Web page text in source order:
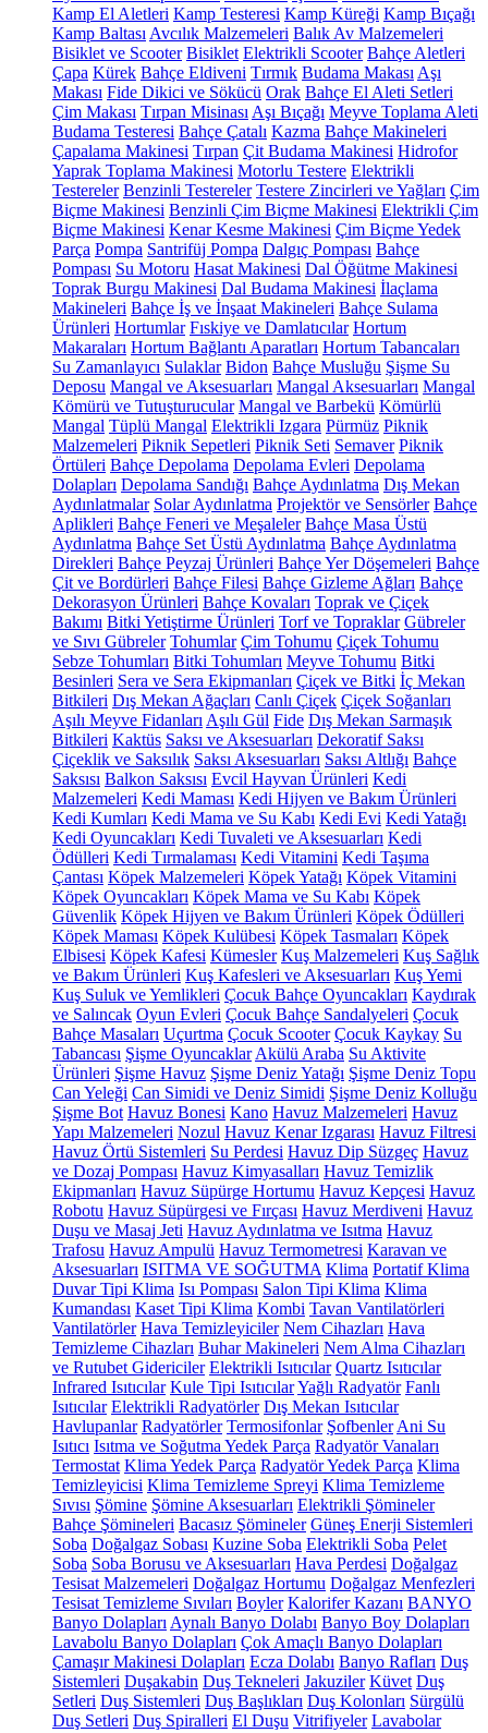
Kamp El Aletleri Kamp Testeresi Kamp Küreği Kamp Bıçağı
Kamp Baltası Avcılık Malzemeleri Balık Av Malzemeleri
Bisiklet ve Scooter Bisiklet Elektrikli Scooter Bahçe Aletleri
Çapa Kürek Bahçe Eldiveni Tırmık Budama Makası Aşı
Makası Fide Dikici ve Sökücü Orak Bahçe El Aleti Setleri
Çim Makası Tırpan Misinası Aşı Bıçağı Meyve Toplama Aleti
Budama Testeresi Bahçe Çatalı Kazma Bahçe Makineleri
Çapalama Makinesi Tırpan Çit Budama Makinesi Hidrofor
Yaprak Toplama Makinesi Motorlu Testere Elektrikli
Testereler Benzinli Testereler Testere Zincirleri ve Yağları Çim
Biçme Makinesi Benzinli Çim Biçme Makinesi Elektrikli Çim
Biçme Makinesi Kenar Kesme Makinesi Çim Biçme Yedek
Parça Pompa Santrifüj Pompa Dalgıç Pompası Bahçe
Pompası Su Motoru Hasat Makinesi Dal Öğütme Makinesi
Toprak Burgu Makinesi Dal Budama Makinesi İlaçlama
Makineleri Bahçe İş ve İnşaat Makineleri Bahçe Sulama
Ürünleri Hortumlar Fıskiye ve Damlatıcılar Hortum
Makaraları Hortum Bağlantı Aparatları Hortum Tabancaları
Su Zamanlayıcı Sulaklar Bidon Bahçe Musluğu Şişme Su
Deposu Mangal ve Aksesuarları Mangal Aksesuarları Mangal
Kömürü ve Tutuşturucular Mangal ve Barbekü Kömürlü
Mangal Tüplü Mangal Elektrikli Izgara Pürmüz Piknik
Malzemeleri Piknik Sepetleri Piknik Seti Semaver Piknik
Örtüleri Bahçe Depolama Depolama Evleri Depolama
Dolapları Depolama Sandığı Bahçe Aydınlatma Dış Mekan
Aydınlatmalar Solar Aydınlatma Projektör ve Sensörler Bahçe
Aplikleri Bahçe Feneri ve Meşaleler Bahçe Masa Üstü
Aydınlatma Bahçe Set Üstü Aydınlatma Bahçe Aydınlatma
Direkleri Bahçe Peyzaj Ürünleri Bahçe Yer Döşemeleri Bahçe
Çit ve Bordürleri Bahçe Filesi Bahçe Gizleme Ağları Bahçe
Dekorasyon Ürünleri Bahçe Kovaları Toprak ve Çiçek
Bakımı Bitki Yetiştirme Ürünleri Torf ve Topraklar Gübreler
ve Sıvı Gübreler Tohumlar Çim Tohumu Çiçek Tohumu
Sebze Tohumları Bitki Tohumları Meyve Tohumu Bitki
Besinleri Sera ve Sera Ekipmanları Çiçek ve Bitki İç Mekan
Bitkileri Dış Mekan Ağaçları Canlı Çiçek Çiçek Soğanları
Aşılı Meyve Fidanları Aşılı Gül Fide Dış Mekan Sarmaşık
Bitkileri Kaktüs Saksı ve Aksesuarları Dekoratif Saksı
Çiçeklik ve Saksılık Saksı Aksesuarları Saksı Altlığı Bahçe
Saksısı Balkon Saksısı Evcil Hayvan Ürünleri Kedi
Malzemeleri Kedi Maması Kedi Hijyen ve Bakım Ürünleri
Kedi Kumları Kedi Mama ve Su Kabı Kedi Evi Kedi Yatağı
Kedi Oyuncakları Kedi Tuvaleti ve Aksesuarları Kedi
Ödülleri Kedi Tırmalaması Kedi Vitamini Kedi Taşıma
Çantası Köpek Malzemeleri Köpek Yatağı Köpek Vitamini
Köpek Oyuncakları Köpek Mama ve Su Kabı Köpek
Güvenlik Köpek Hijyen ve Bakım Ürünleri Köpek Ödülleri
Köpek Maması Köpek Kulübesi Köpek Tasmaları Köpek
Elbisesi Köpek Kafesi Kümesler Kuş Malzemeleri Kuş Sağlık
ve Bakım Ürünleri Kuş Kafesleri ve Aksesuarları Kuş Yemi
Kuş Suluk ve Yemlikleri Çocuk Bahçe Oyuncakları Kaydırak
ve Salıncak Oyun Evleri Çocuk Bahçe Sandalyeleri Çocuk
Bahçe Masaları Uçurtma Çocuk Scooter Çocuk Kaykay Su
Tabancası Şişme Oyuncaklar Akülü Araba Su Aktivite
Ürünleri Şişme Havuz Şişme Deniz Yatağı Şişme Deniz Topu
Can Yeleği Can Simidi ve Deniz Simidi Şişme Deniz Kolluğu
Şişme Bot Havuz Bonesi Kano Havuz Malzemeleri Havuz
Yapı Malzemeleri Nozul Havuz Kenar Izgarası Havuz Filtresi
Havuz Örtü Sistemleri Su Perdesi Havuz Dip Süzgeç Havuz
ve Dozaj Pompası Havuz Kimyasalları Havuz Temizlik
Ekipmanları Havuz Süpürge Hortumu Havuz Kepçesi Havuz
Robotu Havuz Süpürgesi ve Fırçası Havuz Merdiveni Havuz
Duşu ve Masaj Jeti Havuz Aydınlatma ve Isıtma Havuz
Trafosu Havuz Ampulü Havuz Termometresi Karavan ve
Aksesuarları ISITMA VE SOĞUTMA Klima Portatif Klima
Duvar Tipi Klima Isı Pompası Salon Tipi Klima Klima
Kumandası Kaset Tipi Klima Kombi Tavan Vantilatörleri
Vantilatörler Hava Temizleyiciler Nem Cihazları Hava
Temizleme Cihazları Buhar Makineleri Nem Alma Cihazları
ve Rutubet Gidericiler Elektrikli Isıtıcılar Quartz Isıtıcılar
Infrared Isıtıcılar Kule Tipi IsıtıcılarYağlı Radyatör Fanlı
Isıtıcılar Elektrikli Radyatörler Dış Mekan Isıtıcılar
Havlupanlar Radyatörler Termosifonlar Şofbenler Ani Su
Isıtıcı Isıtma ve Soğutma Yedek Parça Radyatör Vanaları
Termostat Klima Yedek Parça Radyatör Yedek Parça Klima
Temizleyicisi Klima Temizleme Spreyi Klima Temizleme
Sıvısı Şömine Şömine Aksesuarları Elektrikli Şömineler
Bahçe Şömineleri Bacasız Şömineler Güneş Enerji Sistemleri
Soba Doğalgaz Sobası Kuzine Soba Elektrikli Soba Pelet
Soba Soba Borusu ve Aksesuarları Hava Perdesi Doğalgaz
Tesisat Malzemeleri Doğalgaz Hortumu Doğalgaz Menfezleri
Tesisat Temizleme Sıvıları Boyler Kalorifer Kazanı BANYO
Banyo Dolapları Aynalı Banyo Dolabı Banyo Boy Dolapları
Lavabolu Banyo Dolapları Çok Amaçlı Banyo Dolapları
Çamaşır Makinesi Dolapları Ecza Dolabı Banyo Rafları Duş
Sistemleri Duşakabin Duş Tekneleri Jakuziler Küvet Duş
Setleri Duş Sistemleri Duş Başlıkları Duş Kolonları Sürgülü
Duş Setleri Duş Spiralleri El Duşu Vitrifiyeler Lavabolar